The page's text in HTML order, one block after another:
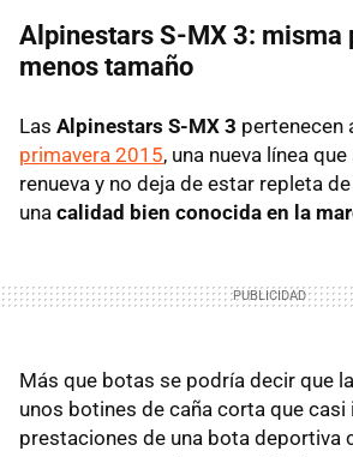
Alpinestars S-MX 3: misma
menos tamaño
Las Alpinestars S-MX 3 pertenecen
primavera 2015, una nueva línea
renueva y no deja de estar repleta
una calidad bien conocida en la
Más que botas se podría decir que
unos botines de caña corta que casi
prestaciones de una bota deportiva